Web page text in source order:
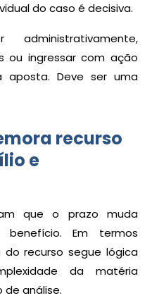
do caso é decisiva.
ou ingressar com ação
aposta. Deve ser uma
recurso
e
que o prazo muda
Em termos
recurso segue lógica
da matéria
análise.